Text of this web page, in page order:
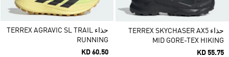
حذاء TERREX SKYCHASER AX5
MID GORE-TEX HIKING
KD 55.75
حذاء TERREX AGRAVIC SL TRAIL
RUNNING
KD 60.50